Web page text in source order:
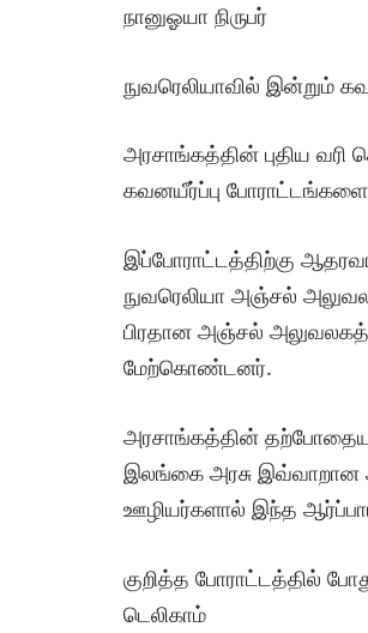
நானுஓயா நிருபர்
நுவரெலியாவில் இன்றும்
அரசாங்கத்தின் புதிய வரி
கவனயீர்ப்பு போராட்டங்களை
இப்போராட்டத்திற்கு
நுவரெலியா அஞ்சல்
பிரதான அஞ்சல்
மேற்கொண்டனர்.
அரசாங்கத்தின் தற்போதைய
இலங்கை அரசு இவ்வாறான
ஊழியர்களால் இந்த
குறித்த போராட்டத்தில்
டெலிகாம்